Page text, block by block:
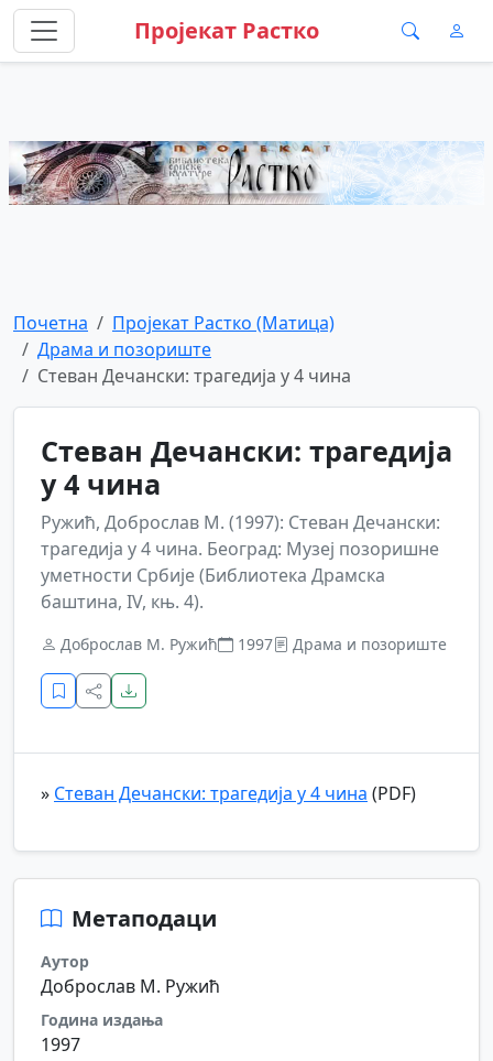
Пројекат Растко
Почетна
Пројекат Растко (Матица)
Драма и позориште
Стеван Дечански: трагедија у 4 чина
Стеван Дечански: трагедија
у 4 чина
Ружић, Доброслав М. (1997): Стеван Дечански:
трагедија у 4 чина. Београд: Музеј позоришне
уметности Србије (Библиотека Драмска
баштина, IV, књ. 4).
Доброслав М. Ружић 1997 Драма и позориште
» Стеван Дечански: трагедија у 4 чина (PDF)
Метаподаци
Аутор
Доброслав М. Ружић
Година издања
1997